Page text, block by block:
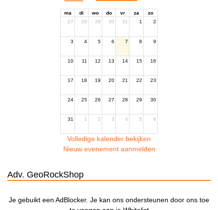
ma di wo do vr za
zo
27
28 29 30 31 1 2
3 4 5 6 7 8 9
10 11 12 13 14 15 16
17 18 19 20 21 22 23
24 25 26 27 28 29 30
31 1 2 3 4 5 6
Volledige kalender bekijken
Nieuw evenement aanmelden
Adv. GeoRockShop
Je gebuikt een AdBlocker. Je kan ons ondersteunen door ons toe